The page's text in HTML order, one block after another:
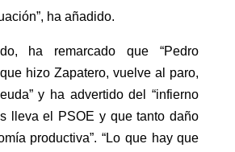
ha añadido.
ha remarcado que “Pedro
hizo Zapatero, vuelve al paro,
y ha advertido del “infierno
lleva el PSOE y que tanto daño
productiva”. “Lo que hay que